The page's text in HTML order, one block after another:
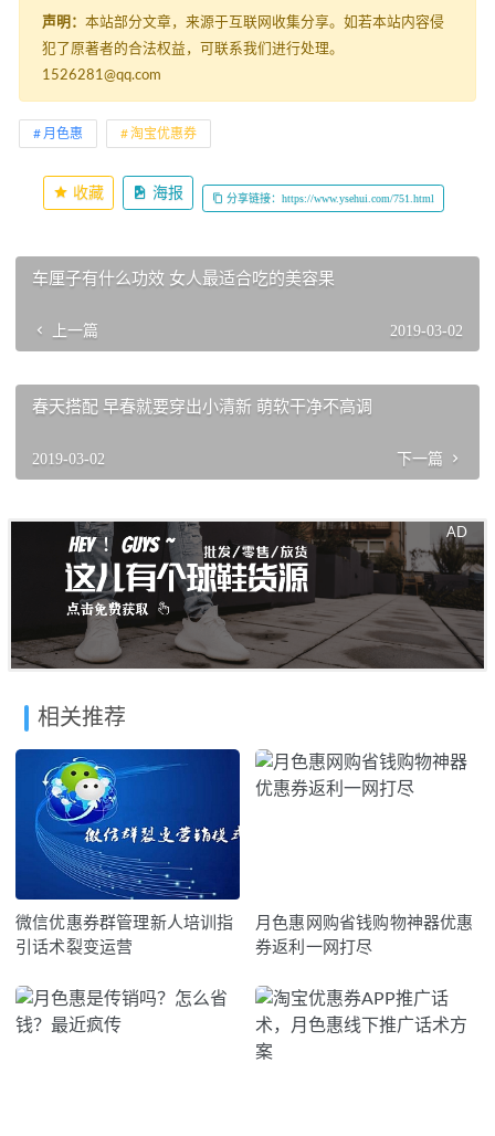
声明： 本站部分文章，来源于互联网收集分享。如若本站内容侵
犯了原著者的合法权益，可联系我们进行处理。
1526281@qq.com
月色惠 淘宝优惠券
收藏 海报 分享链接：https://www.ysehui.com/751.html
车厘子有什么功效 女人最适合吃的美容果
上一篇 2019-03-02
春天搭配 早春就要穿出小清新 萌软干净不高调
2019-03-02 下一篇
相关推荐
微信优惠券群管理新人培训指
引话术裂变运营
月色惠网购省钱购物神器优惠
券返利一网打尽